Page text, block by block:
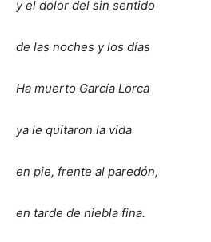
y el dolor del sin sentido
de las noches y los días
Ha muerto García Lorca
ya le quitaron la vida
en pie, frente al paredón,
en tarde de niebla fina.